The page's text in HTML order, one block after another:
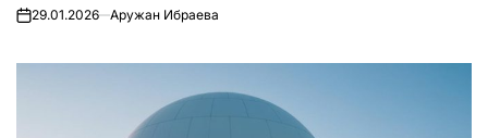
on29.01.2026 Аружан Ибраева